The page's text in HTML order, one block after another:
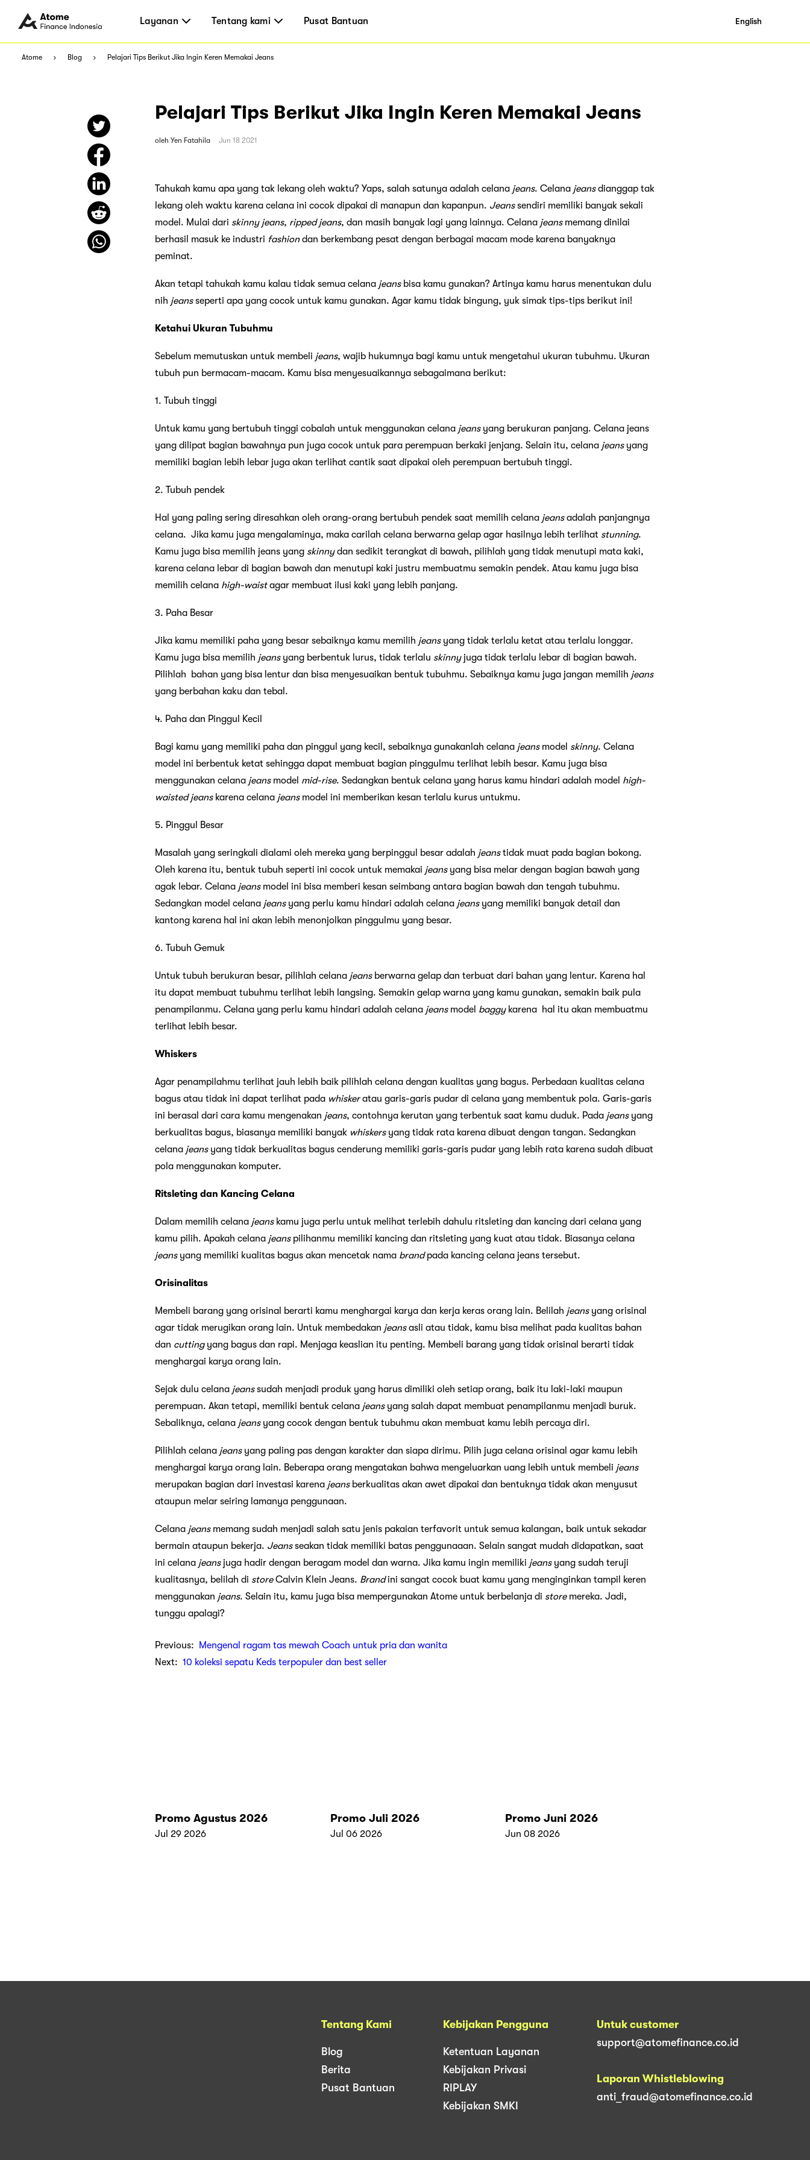
Layanan Tentang kami Pusat Bantuan English
Atome Blog Pelajari Tips Berikut Jika Ingin Keren Memakai Jeans
Pelajari Tips Berikut Jika Ingin Keren Memakai Jeans
oleh Yen Fatahila Jun 18 2021
Tahukah kamu apa yang tak lekang oleh waktu? Yaps, salah satunya adalah celana jeans. Celana jeansdianggap tak
lekang oleh waktu karena celana ini cocok dipakai di manapun dan kapanpun. Jeanssendiri memiliki banyak sekali
model. Mulai dari skinny jeans, ripped jeans, dan masih banyak lagi yang lainnya. Celana jeansmemang dinilai
berhasil masuk ke industri fashiondan berkembang pesat dengan berbagai macam mode karena banyaknya
peminat.
Akan tetapi tahukah kamu kalau tidak semua celana jeansbisa kamu gunakan? Artinya kamu harus menentukan dulu
nih jeansseperti apa yang cocok untuk kamu gunakan. Agar kamu tidak bingung, yuk simak tips-tips berikut ini!
Ketahui Ukuran Tubuhmu
Sebelum memutuskan untuk membeli jeans, wajib hukumnya bagi kamu untuk mengetahui ukuran tubuhmu. Ukuran
tubuh pun bermacam-macam. Kamu bisa menyesuaikannya sebagaimana berikut:
1. Tubuh tinggi
Untuk kamu yang bertubuh tinggi cobalah untuk menggunakan celana jeansyang berukuran panjang. Celana jeans
yang dilipat bagian bawahnya pun juga cocok untuk para perempuan berkaki jenjang. Selain itu, celana jeansyang
memiliki bagian lebih lebar juga akan terlihat cantik saat dipakai oleh perempuan bertubuh tinggi.
2. Tubuh pendek
Hal yang paling sering diresahkan oleh orang-orang bertubuh pendek saat memilih celana jeansadalah panjangnya
celana. Jika kamu juga mengalaminya, maka carilah celana berwarna gelap agar hasilnya lebih terlihat stunning.
Kamu juga bisa memilih jeans yang skinnydan sedikit terangkat di bawah, pilihlah yang tidak menutupi mata kaki,
karena celana lebar di bagian bawah dan menutupi kaki justru membuatmu semakin pendek. Atau kamu juga bisa
memilih celana high-waistagar membuat ilusi kaki yang lebih panjang.
3. Paha Besar
Jika kamu memiliki paha yang besar sebaiknya kamu memilih jeansyang tidak terlalu ketat atau terlalu longgar.
Kamu juga bisa memilih jeansyang berbentuk lurus, tidak terlalu skinnyjuga tidak terlalu lebar di bagian bawah.
Pilihlah bahan yang bisa lentur dan bisa menyesuaikan bentuk tubuhmu. Sebaiknya kamu juga jangan memilih jeans
yang berbahan kaku dan tebal.
4. Paha dan Pinggul Kecil
Bagi kamu yang memiliki paha dan pinggul yang kecil, sebaiknya gunakanlah celana jeansmodel skinny. Celana
model ini berbentuk ketat sehingga dapat membuat bagian pinggulmu terlihat lebih besar. Kamu juga bisa
menggunakan celana jeansmodel mid-rise. Sedangkan bentuk celana yang harus kamu hindari adalah model high-
waisted jeanskarena celana jeansmodel ini memberikan kesan terlalu kurus untukmu.
5. Pinggul Besar
Masalah yang seringkali dialami oleh mereka yang berpinggul besar adalah jeanstidak muat pada bagian bokong.
Oleh karena itu, bentuk tubuh seperti ini cocok untuk memakai jeansyang bisa melar dengan bagian bawah yang
agak lebar. Celana jeansmodel ini bisa memberi kesan seimbang antara bagian bawah dan tengah tubuhmu.
Sedangkan model celana jeansyang perlu kamu hindari adalah celana jeansyang memiliki banyak detail dan
kantong karena hal ini akan lebih menonjolkan pinggulmu yang besar.
6. Tubuh Gemuk
Untuk tubuh berukuran besar, pilihlah celana jeansberwarna gelap dan terbuat dari bahan yang lentur. Karena hal
itu dapat membuat tubuhmu terlihat lebih langsing. Semakin gelap warna yang kamu gunakan, semakin baik pula
penampilanmu. Celana yang perlu kamu hindari adalah celana jeansmodel baggykarena hal itu akan membuatmu
terlihat lebih besar.
Whiskers
Agar penampilahmu terlihat jauh lebih baik pilihlah celana dengan kualitas yang bagus. Perbedaan kualitas celana
bagus atau tidak ini dapat terlihat pada whiskeratau garis-garis pudar di celana yang membentuk pola. Garis-garis
ini berasal dari cara kamu mengenakan jeans, contohnya kerutan yang terbentuk saat kamu duduk. Pada jeansyang
berkualitas bagus, biasanya memiliki banyak whiskersyang tidak rata karena dibuat dengan tangan. Sedangkan
celana jeansyang tidak berkualitas bagus cenderung memiliki garis-garis pudar yang lebih rata karena sudah dibuat
pola menggunakan komputer.
Ritsleting dan Kancing Celana
Dalam memilih celana jeanskamu juga perlu untuk melihat terlebih dahulu ritsleting dan kancing dari celana yang
kamu pilih. Apakah celana jeanspilihanmu memiliki kancing dan ritsleting yang kuat atau tidak. Biasanya celana
jeansyang memiliki kualitas bagus akan mencetak nama brandpada kancing celana jeans tersebut.
Orisinalitas
Membeli barang yang orisinal berarti kamu menghargai karya dan kerja keras orang lain. Belilah jeansyang orisinal
agar tidak merugikan orang lain. Untuk membedakan jeansasli atau tidak, kamu bisa melihat pada kualitas bahan
dan cuttingyang bagus dan rapi. Menjaga keaslian itu penting. Membeli barang yang tidak orisinal berarti tidak
menghargai karya orang lain.
Sejak dulu celana jeanssudah menjadi produk yang harus dimiliki oleh setiap orang, baik itu laki-laki maupun
perempuan. Akan tetapi, memiliki bentuk celana jeansyang salah dapat membuat penampilanmu menjadi buruk.
Sebaliknya, celana jeansyang cocok dengan bentuk tubuhmu akan membuat kamu lebih percaya diri.
Pilihlah celana jeansyang paling pas dengan karakter dan siapa dirimu. Pilih juga celana orisinal agar kamu lebih
menghargai karya orang lain. Beberapa orang mengatakan bahwa mengeluarkan uang lebih untuk membeli jeans
merupakan bagian dari investasi karena jeansberkualitas akan awet dipakai dan bentuknya tidak akan menyusut
ataupun melar seiring lamanya penggunaan.
Celana jeansmemang sudah menjadi salah satu jenis pakaian terfavorit untuk semua kalangan, baik untuk sekadar
bermain ataupun bekerja. Jeansseakan tidak memiliki batas penggunaaan. Selain sangat mudah didapatkan, saat
ini celana jeansjuga hadir dengan beragam model dan warna. Jika kamu ingin memiliki jeansyang sudah teruji
kualitasnya, belilah di storeCalvin Klein Jeans. Brandini sangat cocok buat kamu yang menginginkan tampil keren
menggunakan jeans. Selain itu, kamu juga bisa mempergunakan Atome untuk berbelanja di storemereka. Jadi,
tunggu apalagi?
Previous:
Mengenal ragam tas mewah Coach untuk pria dan wanita
Next: 10 koleksi sepatu Keds terpopuler dan best seller
Promo Agustus 2026
Jul 29 2026
Promo Juli 2026
Jul 06 2026
Promo Juni 2026
Jun 08 2026
Tentang Kami
Blog
Berita
Pusat Bantuan
Kebijakan Pengguna
Ketentuan Layanan
Kebijakan Privasi
RIPLAY
Kebijakan SMKI
Untuk customer
support@atomefinance.co.id
Laporan Whistleblowing
anti_fraud@atomefinance.co.id